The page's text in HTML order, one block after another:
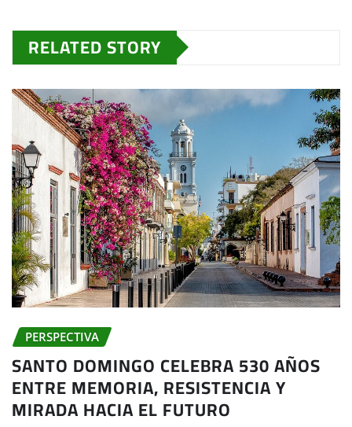
RELATED STORY
PERSPECTIVA
SANTO DOMINGO CELEBRA 530 AÑOS
ENTRE MEMORIA, RESISTENCIA Y
MIRADA HACIA EL FUTURO